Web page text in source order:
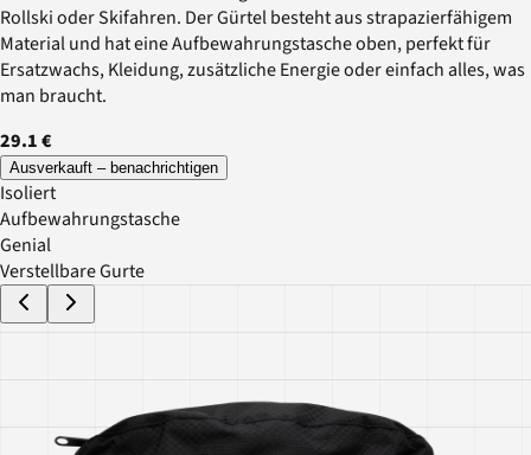
Rollski oder Skifahren. Der Gürtel besteht aus strapazierfähigem
Material und hat eine Aufbewahrungstasche oben, perfekt für
Ersatzwachs, Kleidung, zusätzliche Energie oder einfach alles, was
man braucht.
29.1 €
Ausverkauft – benachrichtigen
Isoliert
Aufbewahrungstasche
Genial
Verstellbare Gurte